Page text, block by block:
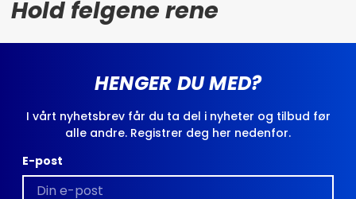
Hold felgene rene
HENGER DU MED?
I vårt nyhetsbrev får du ta del i nyheter og tilbud før
alle andre. Registrer deg her nedenfor.
E-post